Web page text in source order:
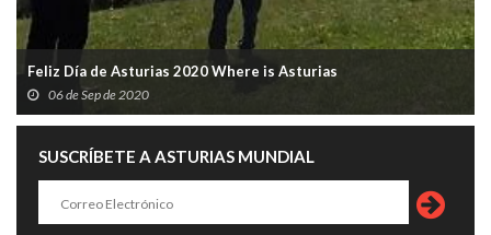
Feliz Día de Asturias 2020 Where is Asturias
06 de Sep de 2020
SUSCRÍBETE A ASTURIAS MUNDIAL